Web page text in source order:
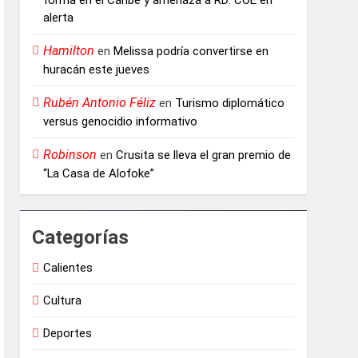
alerta
Hamilton enMelissa podría convertirse en
huracán este jueves
Rubén Antonio Féliz en Turismo diplomático
versus genocidio informativo
Robinson enCrusita se lleva el gran premio de
“La Casa de Alofoke”
Categorías
Calientes
Cultura
Deportes